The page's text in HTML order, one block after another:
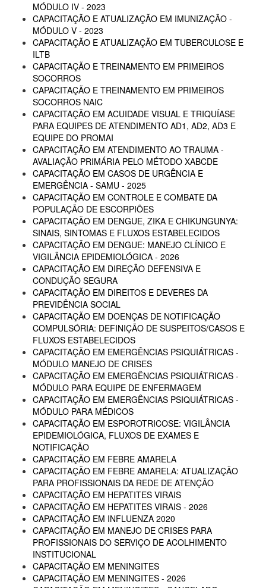
MÓDULO IV - 2023
CAPACITAÇÃO E ATUALIZAÇÃO EM IMUNIZAÇÃO -
MÓDULO V - 2023
CAPACITAÇÃO E ATUALIZAÇÃO EM TUBERCULOSE E
ILTB
CAPACITAÇÃO E TREINAMENTO EM PRIMEIROS
SOCORROS
CAPACITAÇÃO E TREINAMENTO EM PRIMEIROS
SOCORROS NAIC
CAPACITAÇÃO EM ACUIDADE VISUAL E TRIQUÍASE
PARA EQUIPES DE ATENDIMENTO AD1, AD2, AD3 E
EQUIPE DO PROMAI
CAPACITAÇÃO EM ATENDIMENTO AO TRAUMA -
AVALIAÇÃO PRIMÁRIA PELO MÉTODO XABCDE
CAPACITAÇÃO EM CASOS DE URGÊNCIA E
EMERGÊNCIA - SAMU - 2025
CAPACITAÇÃO EM CONTROLE E COMBATE DA
POPULAÇÃO DE ESCORPIÕES
CAPACITAÇÃO EM DENGUE, ZIKA E CHIKUNGUNYA:
SINAIS, SINTOMAS E FLUXOS ESTABELECIDOS
CAPACITAÇÃO EM DENGUE: MANEJO CLÍNICO E
VIGILÂNCIA EPIDEMIOLÓGICA - 2026
CAPACITAÇÃO EM DIREÇÃO DEFENSIVA E
CONDUÇÃO SEGURA
CAPACITAÇÃO EM DIREITOS E DEVERES DA
PREVIDÊNCIA SOCIAL
CAPACITAÇÃO EM DOENÇAS DE NOTIFICAÇÃO
COMPULSÓRIA: DEFINIÇÃO DE SUSPEITOS/CASOS E
FLUXOS ESTABELECIDOS
CAPACITAÇÃO EM EMERGÊNCIAS PSIQUIÁTRICAS -
MÓDULO MANEJO DE CRISES
CAPACITAÇÃO EM EMERGÊNCIAS PSIQUIÁTRICAS -
MÓDULO PARA EQUIPE DE ENFERMAGEM
CAPACITAÇÃO EM EMERGÊNCIAS PSIQUIÁTRICAS -
MÓDULO PARA MÉDICOS
CAPACITAÇÃO EM ESPOROTRICOSE: VIGILÂNCIA
EPIDEMIOLÓGICA, FLUXOS DE EXAMES E
NOTIFICAÇÃO
CAPACITAÇÃO EM FEBRE AMARELA
CAPACITAÇÃO EM FEBRE AMARELA: ATUALIZAÇÃO
PARA PROFISSIONAIS DA REDE DE ATENÇÃO
CAPACITAÇÃO EM HEPATITES VIRAIS
CAPACITAÇÃO EM HEPATITES VIRAIS - 2026
CAPACITAÇÃO EM INFLUENZA 2020
CAPACITAÇÃO EM MANEJO DE CRISES PARA
PROFISSIONAIS DO SERVIÇO DE ACOLHIMENTO
INSTITUCIONAL
CAPACITAÇÃO EM MENINGITES
CAPACITAÇÃO EM MENINGITES - 2026